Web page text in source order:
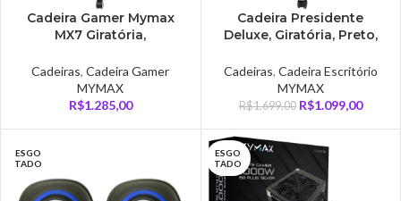
Cadeira Gamer Mymax
MX7 Giratória,
Cadeiras,Cadeira Gamer
MYMAX
R$1.285,00
Cadeira Presidente
Deluxe, Giratória, Preto,
Cadeiras, Cadeira Escritório
MYMAX
R$1.699,00 R$1.099,00
ESGO
TADO
ESGO
TADO